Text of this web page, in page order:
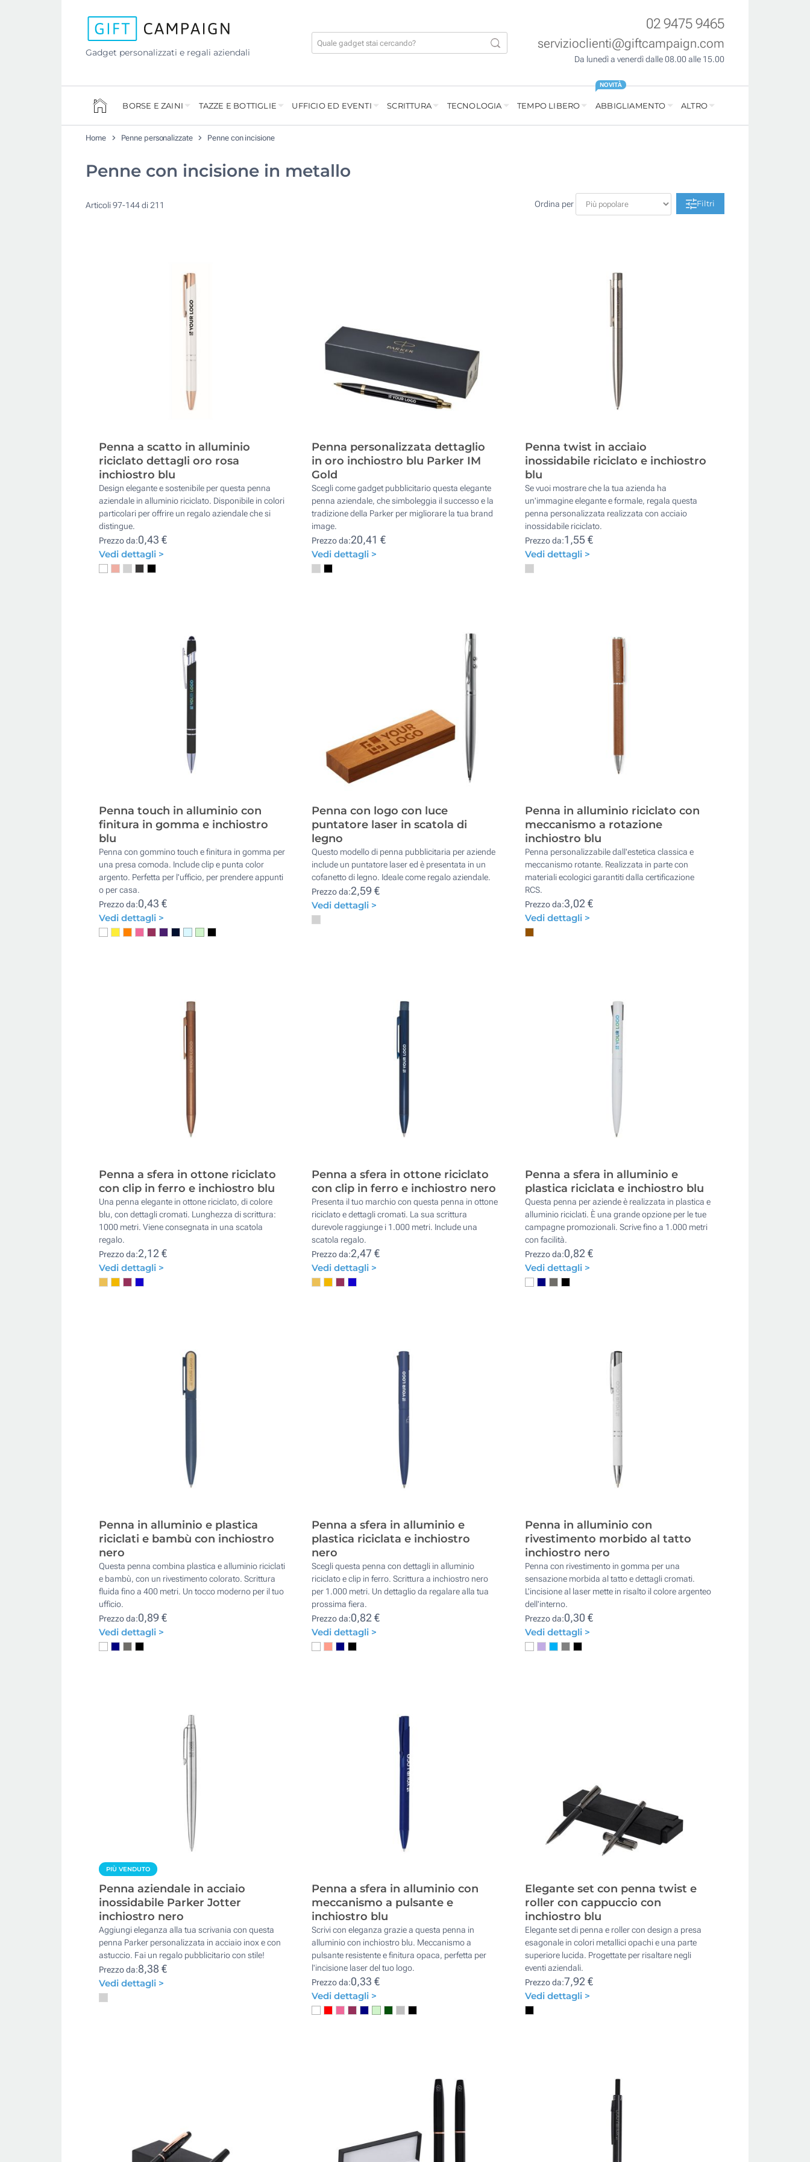
Gadget personalizzati e regali aziendali
02 9475 9465
servizioclienti@giftcampaign.com
Da lunedì a venerdì dalle 08.00 alle 15.00
BORSE E ZAINI TAZZE E BOTTIGLIE UFFICIO ED EVENTI SCRITTURA TECNOLOGIA TEMPO LIBERO ABBIGLIAMENTO
NOVITÀ
ALTRO
Home Penne personalizzate Penne con incisione
Penne con incisione in metallo
Articoli97-144di211 Ordina per Filtri
Penna a scatto in alluminio
riciclato dettagli oro rosa
inchiostro blu
Design elegante e sostenibile per questa penna
aziendale in alluminio riciclato. Disponibile in colori
particolari per offrire un regalo aziendale che si
distingue.
Prezzo da:0,43 €
Vedi dettagli >
Penna personalizzata dettaglio
in oro inchiostro blu Parker IM
Gold
Scegli come gadget pubblicitario questa elegante
penna aziendale, che simboleggia il successo e la
tradizione della Parker per migliorare la tua brand
image.
Prezzo da:20,41 €
Vedi dettagli >
Penna twist in acciaio
inossidabile riciclato e inchiostro
blu
Se vuoi mostrare che la tua azienda ha
un'immagine elegante e formale, regala questa
penna personalizzata realizzata con acciaio
inossidabile riciclato.
Prezzo da:1,55 €
Vedi dettagli >
Penna touch in alluminio con
finitura in gomma e inchiostro
blu
Penna con gommino touch e finitura in gomma per
una presa comoda. Include clip e punta color
argento. Perfetta per l'ufficio, per prendere appunti
o per casa.
Prezzo da:0,43 €
Vedi dettagli >
Penna con logo con luce
puntatore laser in scatola di
legno
Questo modello di penna pubblicitaria per aziende
include un puntatore laser ed è presentata in un
cofanetto di legno. Ideale come regalo aziendale.
Prezzo da:2,59 €
Vedi dettagli >
Penna in alluminio riciclato con
meccanismo a rotazione
inchiostro blu
Penna personalizzabile dall'estetica classica e
meccanismo rotante. Realizzata in parte con
materiali ecologici garantiti dalla certificazione
RCS.
Prezzo da:3,02 €
Vedi dettagli >
Penna a sfera in ottone riciclato
con clip in ferro e inchiostro blu
Una penna elegante in ottone riciclato, di colore
blu, con dettagli cromati. Lunghezza di scrittura:
1000 metri. Viene consegnata in una scatola
regalo.
Prezzo da:2,12 €
Vedi dettagli >
Penna a sfera in ottone riciclato
con clip in ferro e inchiostro nero
Presenta il tuo marchio con questa penna in ottone
riciclato e dettagli cromati. La sua scrittura
durevole raggiunge i 1.000 metri. Include una
scatola regalo.
Prezzo da:2,47 €
Vedi dettagli >
Penna a sfera in alluminio e
plastica riciclata e inchiostro blu
Questa penna per aziende è realizzata in plastica e
alluminio riciclati. È una grande opzione per le tue
campagne promozionali. Scrive fino a 1.000 metri
con facilità.
Prezzo da:0,82 €
Vedi dettagli >
Penna in alluminio e plastica
riciclati e bambù con inchiostro
nero
Questa penna combina plastica e alluminio riciclati
e bambù, con un rivestimento colorato. Scrittura
fluida fino a 400 metri. Un tocco moderno per il tuo
ufficio.
Prezzo da:0,89 €
Vedi dettagli >
Penna a sfera in alluminio e
plastica riciclata e inchiostro
nero
Scegli questa penna con dettagli in alluminio
riciclato e clip in ferro. Scrittura a inchiostro nero
per 1.000 metri. Un dettaglio da regalare alla tua
prossima fiera.
Prezzo da:0,82 €
Vedi dettagli >
Penna in alluminio con
rivestimento morbido al tatto
inchiostro nero
Penna con rivestimento in gomma per una
sensazione morbida al tatto e dettagli cromati.
L'incisione al laser mette in risalto il colore argenteo
dell'interno.
Prezzo da:0,30 €
Vedi dettagli >
PIÙ VENDUTO
Penna aziendale in acciaio
inossidabile Parker Jotter
inchiostro nero
Aggiungi eleganza alla tua scrivania con questa
penna Parker personalizzata in acciaio inox e con
astuccio. Fai un regalo pubblicitario con stile!
Prezzo da:8,38 €
Vedi dettagli >
Penna a sfera in alluminio con
meccanismo a pulsante e
inchiostro blu
Scrivi con eleganza grazie a questa penna in
alluminio con inchiostro blu. Meccanismo a
pulsante resistente e finitura opaca, perfetta per
l'incisione laser del tuo logo.
Prezzo da:0,33 €
Vedi dettagli >
Elegante set con penna twist e
roller con cappuccio con
inchiostro blu
Elegante set di penna e roller con design a presa
esagonale in colori metallici opachi e una parte
superiore lucida. Progettate per risaltare negli
eventi aziendali.
Prezzo da:7,92 €
Vedi dettagli >